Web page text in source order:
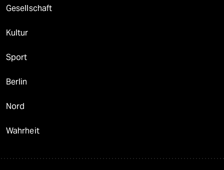
Gesellschaft
Kultur
Sport
Berlin
Nord
Wahrheit